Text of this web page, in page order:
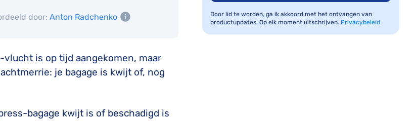
door: Anton Radchenko
is op tijd aangekomen, maar
je bagage is kwijt of, nog
bagage kwijt is of beschadigd is
Door lid te worden, ga ik akkoord met het ontvangen van
productupdates. Op elk moment uitschrijven. Privacybeleid